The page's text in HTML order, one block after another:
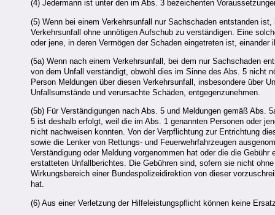
(4) Jedermann ist unter den im Abs. 3 bezeichenten
(5) Wenn bei einem Verkehrsunfall nur Sachschaden entstanden
Verkehrsunfall ohne unnötigen Aufschub zu verständigen. Eine
oder jene, in deren Vermögen der Schaden eingetreten ist,
(5a) Wenn nach einem Verkehrsunfall, bei dem nur Sachschaden
von dem Unfall verständigt, obwohl dies im Sinne des Abs. 5 nicht
Person Meldungen über diesen Verkehrsunfall, insbesondere über
Unfallsumstände und verursachte Schäden, entgegenzunehmen.
(5b) Für Verständigungen nach Abs. 5 und Meldungen gemäß Abs.
5 ist deshalb erfolgt, weil die im Abs. 1 genannten Personen oder
nicht nachweisen konnten. Von der Verpflichtung zur Entrichtung
sowie die Lenker von Rettungs- und Feuerwehrfahrzeugen
Verständigung oder Meldung vorgenommen hat oder die die
erstatteten Unfallberichtes. Die Gebühren sind, sofern sie nicht
Wirkungsbereich einer Bundespolizeidirektion von dieser
hat.
(6) Aus einer Verletzung der Hilfeleistungspflicht können keine